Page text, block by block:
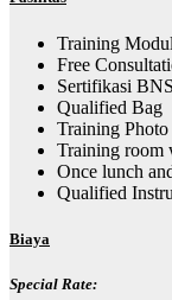
Training
Free
Sertifikasi
Qualified Bag
Training Photo
Training
Once lunch
Qualified
Biaya
Special Rate: